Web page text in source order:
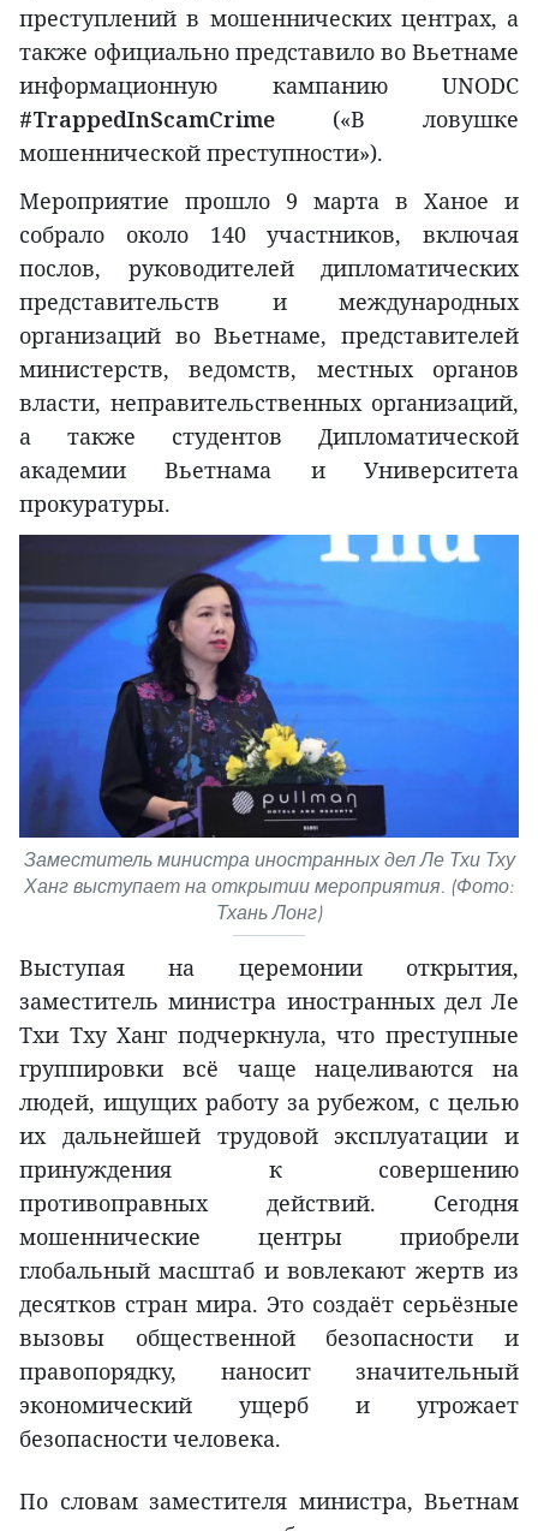
преступлений в мошеннических центрах, а
также официально представило во Вьетнаме
информационную кампанию UNODC
#TrappedInScamCrime («В ловушке
мошеннической преступности»).
Мероприятие прошло 9 марта в Ханое и
собрало около 140 участников, включая
послов, руководителей дипломатических
представительств и международных
организаций во Вьетнаме, представителей
министерств, ведомств, местных органов
власти, неправительственных организаций,
а также студентов Дипломатической
академии Вьетнама и Университета
прокуратуры.
Заместитель министра иностранных дел Ле Тхи Тху
Ханг выступает на открытии мероприятия. (Фото:
Тхань Лонг)
Выступая на церемонии открытия,
заместитель министра иностранных дел Ле
Тхи Тху Ханг подчеркнула, что преступные
группировки всё чаще нацеливаются на
людей, ищущих работу за рубежом, с целью
их дальнейшей трудовой эксплуатации и
принуждения к совершению
противоправных действий. Сегодня
мошеннические центры приобрели
глобальный масштаб и вовлекают жертв из
десятков стран мира. Это создаёт серьёзные
вызовы общественной безопасности и
правопорядку, наносит значительный
экономический ущерб и угрожает
безопасности человека.
По словам заместителя министра, Вьетнам